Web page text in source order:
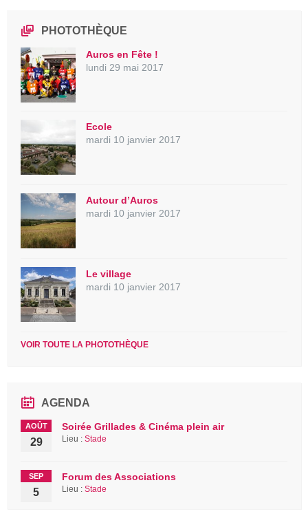
PHOTOTHÈQUE
Auros en Fête !
lundi 29 mai 2017
Ecole
mardi 10 janvier 2017
Autour d’Auros
mardi 10 janvier 2017
Le village
mardi 10 janvier 2017
VOIR TOUTE LA PHOTOTHÈQUE
AGENDA
AOÛT
29
Soirée Grillades & Cinéma plein air
Lieu : Stade
SEP
5
Forum des Associations
Lieu : Stade